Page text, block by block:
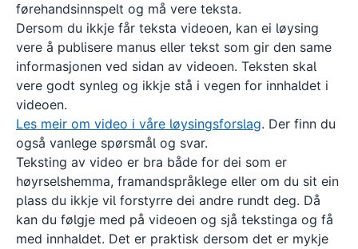
førehandsinnspelt og må vere teksta.
Dersom du ikkje får teksta videoen, kan ei løysing
vere å publisere manus eller tekst som gir den same
informasjonen ved sidan av videoen. Teksten skal
vere godt synleg og ikkje stå i vegen for innhaldet i
videoen.
Les meir om video i våre løysingsforslag. Der finn du
også vanlege spørsmål og svar.
Teksting av video er bra både for dei som er
høyrselshemma, framandspråklege eller om du sit ein
plass du ikkje vil forstyrre dei andre rundt deg. Då
kan du følgje med på videoen og sjå tekstinga og få
med innhaldet. Det er praktisk dersom det er mykje